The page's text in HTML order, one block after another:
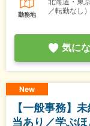
勤務地
／転勤なし
気に
New
【一般事務】
当あり／学ぶ